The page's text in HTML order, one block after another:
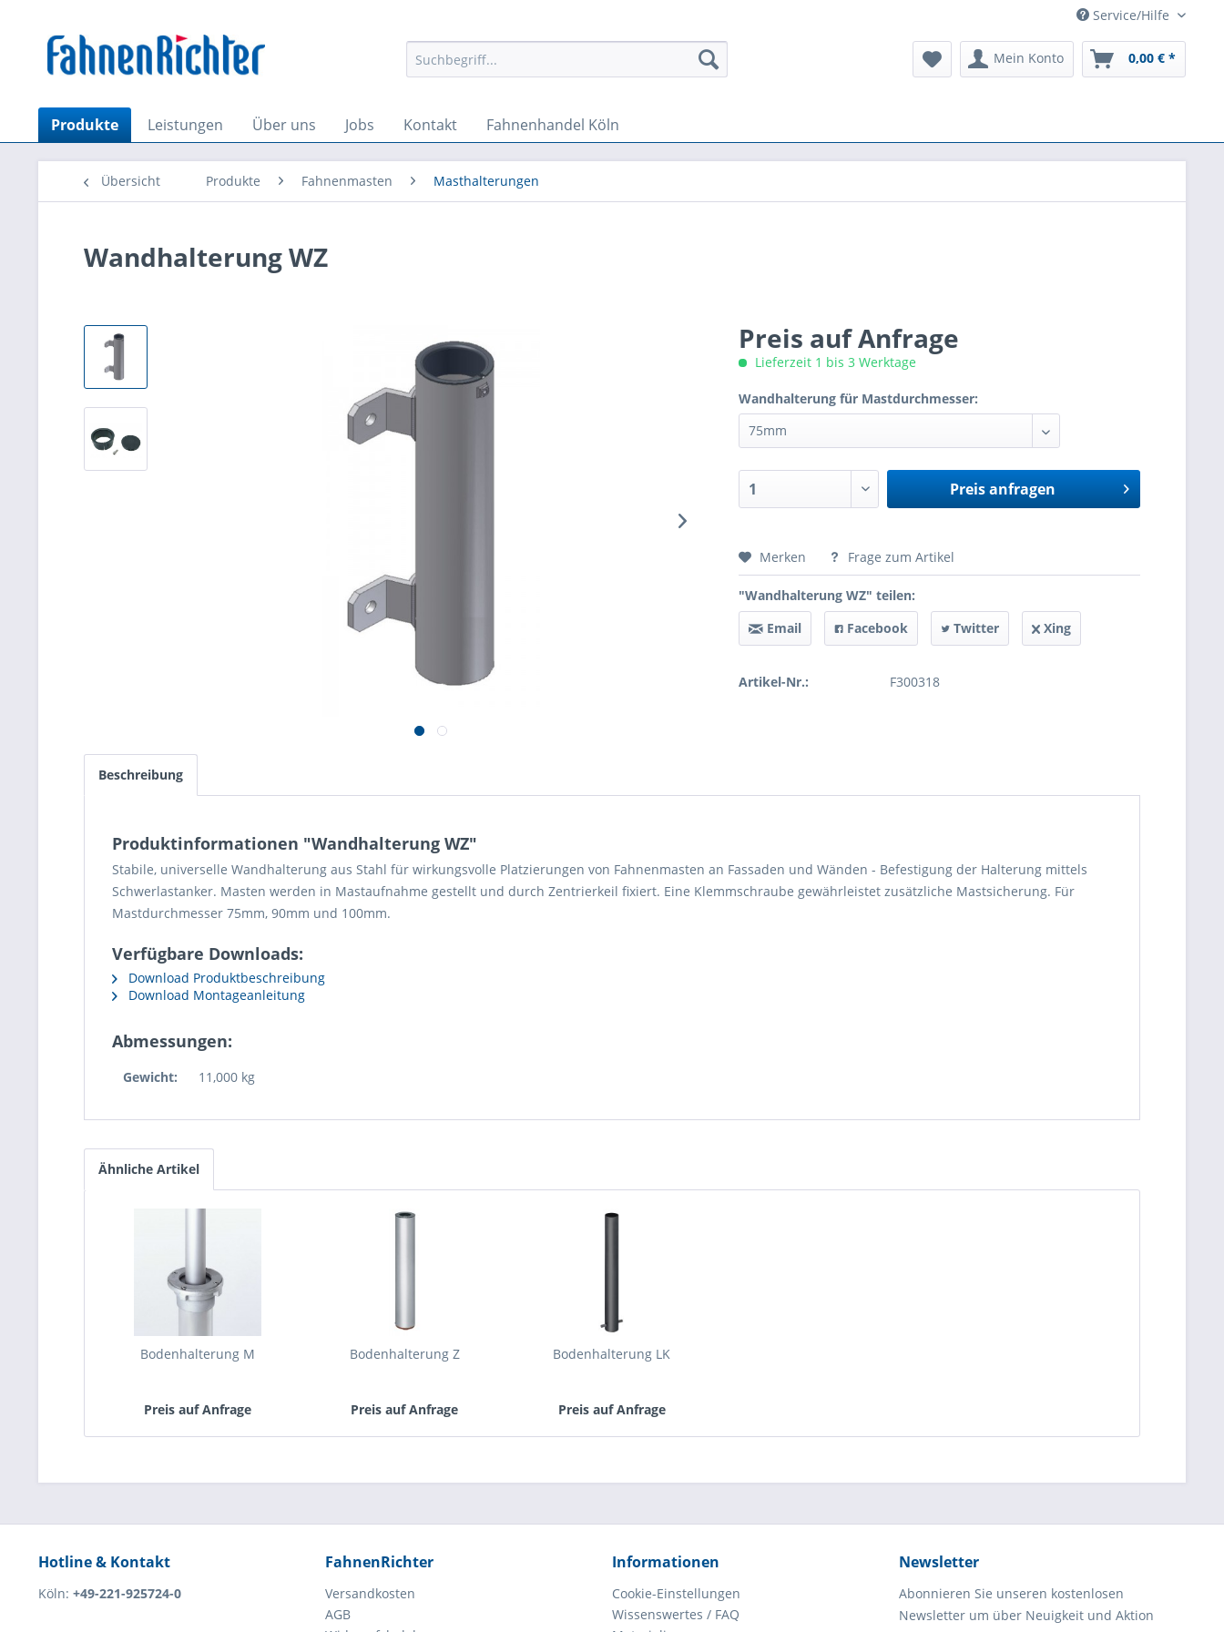
Service/Hilfe
Mein Konto 0,00 € *
Produkte Leistungen Über uns Jobs Kontakt Fahnenhandel Köln
Übersicht Produkte Fahnenmasten Masthalterungen
Wandhalterung WZ
Preis auf Anfrage
Lieferzeit 1 bis 3 Werktage
Wandhalterung für Mastdurchmesser:
Preis anfragen
Preis anfragen
Senden
Merken Frage zum Artikel
"Wandhalterung WZ" teilen:
Email
Facebook Twitter Xing
Artikel-Nr.: F300318
Beschreibung
Produktinformationen "Wandhalterung WZ"
Stabile, universelle Wandhalterung aus Stahl für wirkungsvolle Platzierungen von Fahnenmasten an Fassaden und Wänden - Befestigung der Halterung mittels
Schwerlastanker. Masten werden in Mastaufnahme gestellt und durch Zentrierkeil fixiert. Eine Klemmschraube gewährleistet zusätzliche Mastsicherung. Für
Mastdurchmesser 75mm, 90mm und 100mm.
Verfügbare Downloads:
Download Produktbeschreibung
Download Montageanleitung
Abmessungen:
Gewicht: 11,000 kg
Ähnliche Artikel
Bodenhalterung M
Preis auf Anfrage
Bodenhalterung Z
Preis auf Anfrage
Bodenhalterung LK
Preis auf Anfrage
Hotline & Kontakt
Köln: +49-221-925724-0
FahnenRichter
Versandkosten
AGB
Informationen
Cookie-Einstellungen
Wissenswertes / FAQ
Newsletter
Abonnieren Sie unseren kostenlosen
Newsletter um über Neuigkeit und Aktion